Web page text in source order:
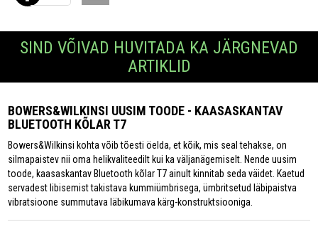
SIND VÕIVAD HUVITADA KA JÄRGNEVAD
ARTIKLID
BOWERS&WILKINSI UUSIM TOODE - KAASASKANTAV
BLUETOOTH KÕLAR T7
Bowers&Wilkinsi kohta võib tõesti öelda, et kõik, mis seal tehakse, on
silmapaistev nii oma helikvaliteedilt kui ka väljanägemiselt. Nende uusim
toode, kaasaskantav Bluetooth kõlar T7 ainult kinnitab seda väidet. Kaetud
servadest libisemist takistava kummiümbrisega, ümbritsetud läbipaistva
vibratsioone summutava läbikumava kärg-konstruktsiooniga.